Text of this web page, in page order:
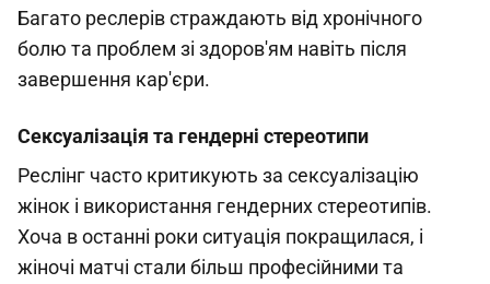
Багато реслерів страждають від хронічного
болю та проблем зі здоров'ям навіть після
завершення кар'єри.
Сексуалізація та гендерні стереотипи
Реслінг часто критикують за сексуалізацію
жінок і використання гендерних стереотипів.
Хоча в останні роки ситуація покращилася, і
жіночі матчі стали більш професійними та